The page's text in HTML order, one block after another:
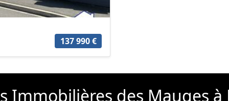
137 990 €
Immobilières des Mauges à